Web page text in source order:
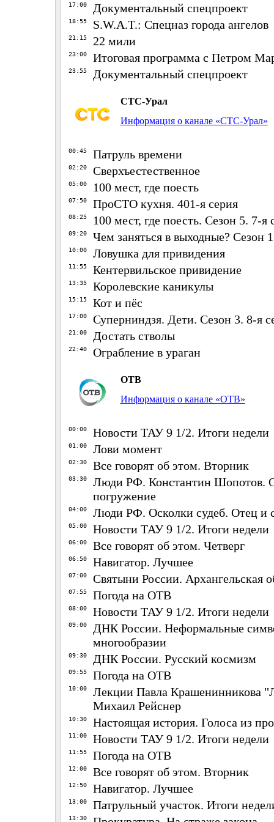
17:00 Документальный спецпроект
18:55 S.W.A.T.: Спецназ города ангелов
21:15 22 мили
23:00 Итоговая программа с Петром
23:55 Документальный спецпроект
СТС-Урал
Информация о канале «СТС-Урал»
00:45 Патруль времени
02:20 Сверхъестественное
05:00 100 мест, где поесть
07:50 ПроСТО кухня. 401-я серия
08:25 100 мест, где поесть. Сезон 5. 7-я
09:20 Чем заняться в выходные? Сезон
10:00 Ловушка для привидения
11:55 Кентервильское привидение
13:35 Королевские каникулы
15:15 Кот и пёс
17:00 Суперниндзя. Дети. Сезон 3. 8-я
21:00 Достать стволы
22:40 Ограбление в ураган
ОТВ
Информация о канале «ОТВ»
00:00 Новости ТАУ 9 1/2. Итоги недели
01:00 Лови момент
02:30 Все говорят об этом. Вторник
03:30
Люди РФ. Константин Шопотов.
погружение
04:00 Люди РФ. Осколки судеб. Отец и
05:00 Новости ТАУ 9 1/2. Итоги недели
06:00 Все говорят об этом. Четверг
06:50 Навигатор. Лучшее
07:00 Святыни России. Архангельская
07:55 Погода на ОТВ
08:00 Новости ТАУ 9 1/2. Итоги недели
09:00
ДНК России. Неформальные
многообразии
09:30 ДНК России. Русский космизм
09:55 Погода на ОТВ
10:00
Лекции Павла Крашенинникова
Михаил Рейснер
10:30 Настоящая история. Голоса из
11:00 Новости ТАУ 9 1/2. Итоги недели
11:55 Погода на ОТВ
12:00 Все говорят об этом. Вторник
12:50 Навигатор. Лучшее
13:00 Патрульный участок. Итоги
13:30